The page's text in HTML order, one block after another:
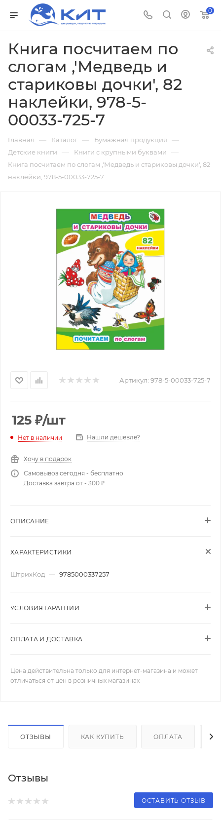
0
Книга посчитаем по
слогам ,'Медведь и
стариковы дочки', 82
наклейки, 978-5-
00033-725-7
Главная — Каталог — Бумажная продукция —
Детские книги — Книги с крупными буквами —
Книга посчитаем по слогам ,'Медведь и стариковы дочки', 82
наклейки, 978-5-00033-725-7
Артикул: 978-5-00033-725-7
125 ₽/шт
Нет в наличии Нашли дешевле?
Хочу в подарок
Самовывоз сегодня - бесплатно
Доставка завтра от - 300 ₽
ОПИСАНИЕ
ХАРАКТЕРИСТИКИ
ШтрихКод — 9785000337257
УСЛОВИЯ ГАРАНТИИ
ОПЛАТА И ДОСТАВКА
Цена действительна только для интернет-магазина и может
отличаться от цен в розничных магазинах
ОТЗЫВЫ КАК КУПИТЬ ОПЛАТА
Отзывы
ОСТАВИТЬ ОТЗЫВ